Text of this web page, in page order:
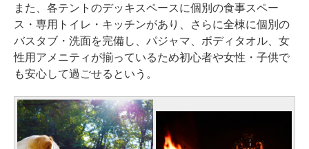
また、各テントのデッキスペースに個別の食事スペー
ス・専用トイレ・キッチンがあり、さらに全棟に個別の
バスタブ・洗面を完備し、パジャマ、ボディタオル、女
性用アメニティが揃っているため初心者や女性・子供で
も安心して過ごせるという。